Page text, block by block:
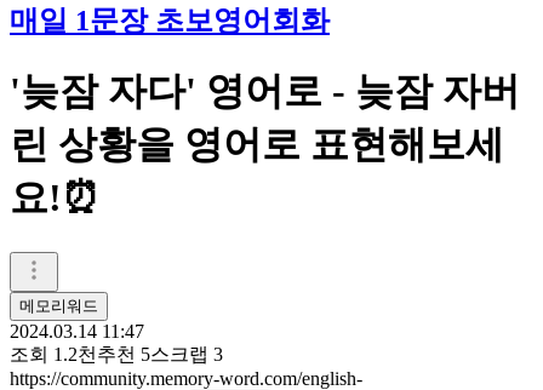
매일 1문장 초보영어회화
'늦잠 자다' 영어로 - 늦잠 자버
린 상황을 영어로 표현해보세
요!⏰
메모리워드
2024.03.14 11:47
조회 1.2천 추천 5스크랩 3
https://community.memory-word.com/english-